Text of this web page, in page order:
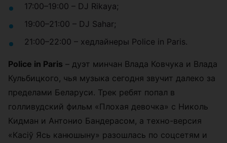
17:00–19:00 – DJ Rikaya;
19:00–21:00 – DJ Sahar;
21:00–22:00 – хедлайнеры Police in Paris.
Police in Paris – дуэт минчан Влада Ковчука и Влада
Кульбицкого, чья музыка сегодня звучит далеко за
пределами Беларуси. Трек ребят попал в
голливудский фильм «Плохая девочка» с Николь
Кидман и Антонио Бандерасом, а техно-версия
«Касіў Ясь канюшыну» разошлась по соцсетям и